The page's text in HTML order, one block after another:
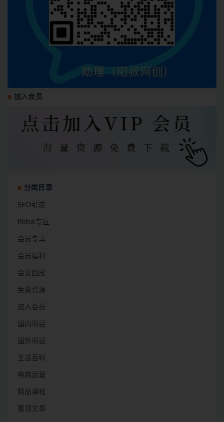
加入会员
分类目录
SEO引流
tiktok专区
会员专享
会员福利
会议回放
免费资源
加入会员
国内项目
国外项目
生活百科
电商运营
精品课程
置顶文章